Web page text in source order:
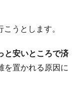
うとします。
と安いところで済
を置かれる原因に